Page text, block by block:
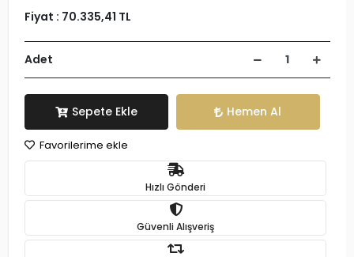
Fiyat : 70.335,41 TL
Adet
Sepete Ekle Hemen Al
Favorilerime ekle
Hızlı Gönderi
Güvenli Alışveriş